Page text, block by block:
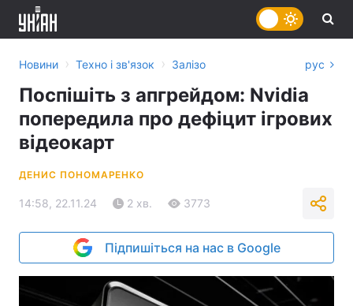
Новини › Техно і зв'язок › Залізо рус
Поспішіть з апгрейдом: Nvidia
попередила про дефіцит ігрових
відеокарт
ДЕНИС ПОНОМАРЕНКО
14:58, 22.11.24 2 хв. 3773
Підпишіться на нас в Google